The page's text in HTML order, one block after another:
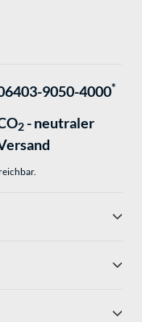
9050-4000*
2 - neutraler